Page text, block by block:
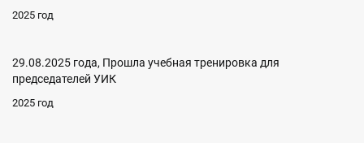
2025 год
29.08.2025 года, Прошла учебная тренировка для
председателей УИК
2025 год